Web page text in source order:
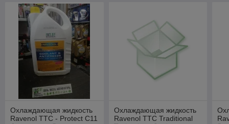
Охлаждающая жидкость
Ravenol TTC - Protect C11
Охлаждающая жидкость
Ravenol TTC Traditional